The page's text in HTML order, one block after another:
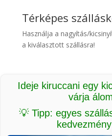
Térképes
Használja a nagyítás/
a kiválasztott szállásra!
Ideje kiruccani egy
várja
💡 Tipp: egyes